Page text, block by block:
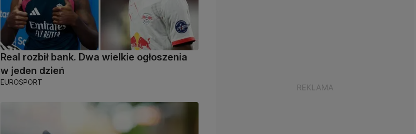
Real rozbił bank. Dwa wielkie ogłoszenia
w jeden dzień
EUROSPORT